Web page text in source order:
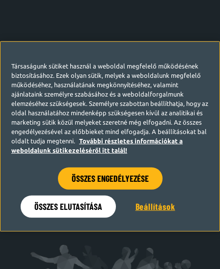
Hamarosan visszatérünk
Társaságunk sütiket használ a weboldal megfelelő működésének
biztosításához. Ezek olyan sütik, melyek a weboldalunk megfelelő
működéséhez, használatának megkönnyítéséhez, valamint
ajánlataink személyre szabásához és a weboldalforgalmunk
elemzéséhez szükségesek. Személyre szabottan beállíthatja, hogy az
oldal használatához mindenképp szükségesen kívül az analitikai és
marketing sütik közül melyeket szeretné még elfogadni. Az összes
engedélyezésével az előbbieket mind elfogadja. A beállításokat bal
oldalt tudja megtenni.
További részletes információkat a
weboldalunk sütikezeléséről itt talál!
ÖSSZES ENGEDÉLYEZÉSE
ÖSSZES ELUTASÍTÁSA Beállítások